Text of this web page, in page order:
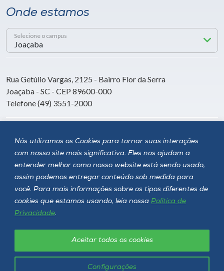
Nós utilizamos os Cookies para tornar suas interações
com nosso site mais significativa. Eles nos ajudam a
entender melhor como nosso website está sendo usado,
assim podemos entregar conteúdo sob medida para
você. Para mais informações sobre os tipos diferentes de
cookies que estamos usando, leia nossa Política de
Privacidade.
Configurações
Aceitar todos os cookies
Onde estamos
Selecione o campus
Rua Getúlio Vargas, 2125 - Bairro Flor da Serra
Joaçaba - SC - CEP 89600-000
Telefone (49) 3551-2000
Siga a Unoesc
Unoesc © 2026 - Todos os direitos reservados
Política de privacidade LGPD